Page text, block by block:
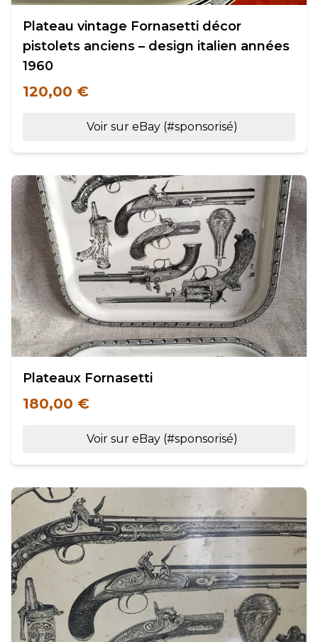
Plateau vintage Fornasetti décor
pistolets anciens – design italien années
1960
120,00 €
Voir sur eBay (#sponsorisé)
Plateaux Fornasetti
180,00 €
Voir sur eBay (#sponsorisé)